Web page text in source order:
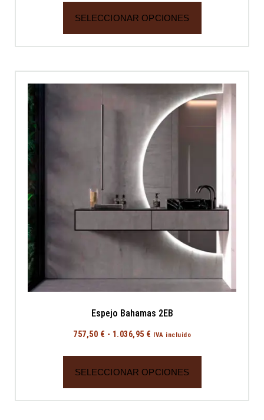
SELECCIONAR OPCIONES
Espejo Bahamas 2EB
757,50 € - 1.036,95 € IVA incluido
SELECCIONAR OPCIONES